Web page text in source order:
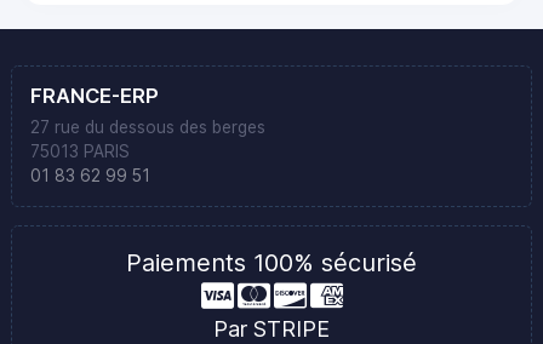
FRANCE-ERP
27 rue du dessous des berges
75013 PARIS
01 83 62 99 51
Paiements 100% sécurisé
Par STRIPE